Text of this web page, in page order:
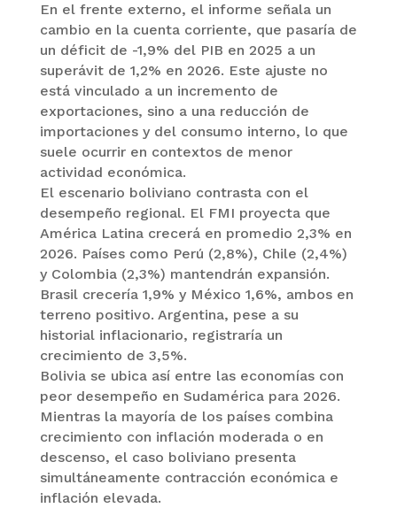
En el frente externo, el informe señala un
cambio en la cuenta corriente, que pasaría de
un déficit de -1,9% del PIB en 2025 a un
superávit de 1,2% en 2026. Este ajuste no
está vinculado a un incremento de
exportaciones, sino a una reducción de
importaciones y del consumo interno, lo que
suele ocurrir en contextos de menor
actividad económica.
El escenario boliviano contrasta con el
desempeño regional. El FMI proyecta que
América Latina crecerá en promedio 2,3% en
2026. Países como Perú (2,8%), Chile (2,4%)
y Colombia (2,3%) mantendrán expansión.
Brasil crecería 1,9% y México 1,6%, ambos en
terreno positivo. Argentina, pese a su
historial inflacionario, registraría un
crecimiento de 3,5%.
Bolivia se ubica así entre las economías con
peor desempeño en Sudamérica para 2026.
Mientras la mayoría de los países combina
crecimiento con inflación moderada o en
descenso, el caso boliviano presenta
simultáneamente contracción económica e
inflación elevada.